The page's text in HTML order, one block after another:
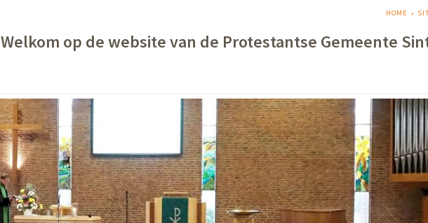
NAVIGATIE
HOME
Welkom op de website van de Protestantse Gemeente